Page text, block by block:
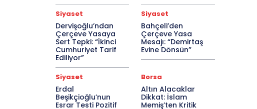
Siyaset
Dervişoğlu’ndan
Çerçeve Yasaya
Sert Tepki: “İkinci
Cumhuriyet Tarif
Ediliyor”
Siyaset
Bahçeli’den
Çerçeve Yasa
Mesajı: “Demirtaş
Evine Dönsün”
Siyaset
Erdal
Beşikçioğlu’nun
Esrar Testi Pozitif
Borsa
Altın Alacaklar
Dikkat: İslam
Memiş’ten Kritik